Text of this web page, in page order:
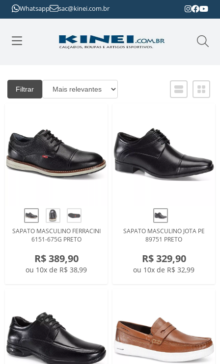
Whatsapp sac@kinei.com.br
Filtrar
SAPATO MASCULINO FERRACINI
6151-675G PRETO
R$ 389,90
ou 10x de R$ 38,99
SAPATO MASCULINO JOTA PE
89751 PRETO
R$ 329,90
ou 10x de R$ 32,99